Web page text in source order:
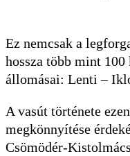
Ez nemcsak a
hossza több mint
állomásai: Lenti –
A vasút története
megkönnyítése
Csömödér-